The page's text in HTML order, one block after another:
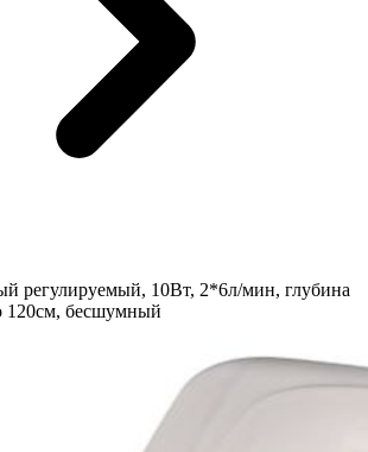
регулируемый, 10Вт, 2*6л/мин, глубина
120см, бесшумный